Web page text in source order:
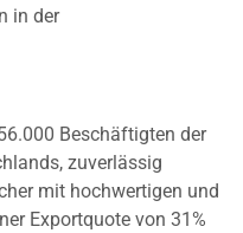
in der
Beschäftigten der
zuverlässig
mit hochwertigen und
Exportquote von 31%